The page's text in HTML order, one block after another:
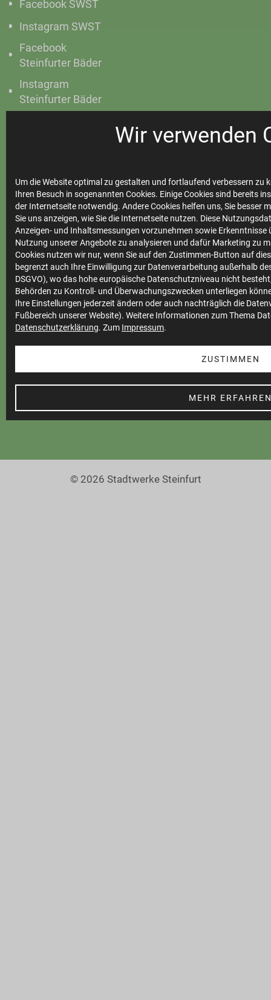
Wir verwenden
Um die Website optimal zu gestalten und fortlaufend verbessern
Ihren Besuch in sogenannten Cookies. Einige Cookies sind bereits
der Internetseite notwendig. Andere Cookies helfen uns, Sie besser
Sie uns anzeigen, wie Sie die Internetseite nutzen. Diese
Anzeigen- und Inhaltsmessungen vorzunehmen sowie Erkenntnisse
Nutzung unserer Angebote zu analysieren und dafür Marketing zu
Cookies nutzen wir nur, wenn Sie auf den Zustimmen-Button auf
begrenzt auch Ihre Einwilligung zur Datenverarbeitung außerhalb
DSGVO), wo das hohe europäische Datenschutzniveau nicht
Behörden zu Kontroll- und Überwachungszwecken unterliegen
Ihre Einstellungen jederzeit ändern oder auch nachträglich die
Fußbereich unserer Website). Weitere Informationen zum Thema
Datenschutzerklärung. Zum Impressum.
ZUSTIMMEN
MEHR
Facebook SWST
Instagram SWST
Facebook
Steinfurter Bäder
Instagram
Steinfurter Bäder
Stadtwerke
Marktkommunikation
Vertrieb
Impressum
Datenschutz
Teilnahmebedingungen
Cookie Einstellungen
© 2026 Stadtwerke Steinfurt